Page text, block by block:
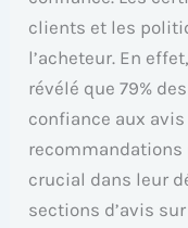
clients et les
l’acheteur. En
révélé que 79%
confiance aux avis
recommandations
crucial dans leur
sections d’avis